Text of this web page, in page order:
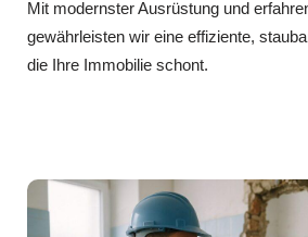
Mit modernster Ausrüstung und
gewährleisten wir eine effiziente,
die Ihre Immobilie schont.